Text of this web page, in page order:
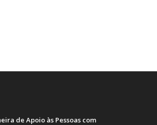
de Apoio às Pessoas com